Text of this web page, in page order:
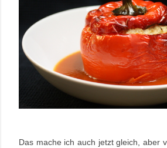
Das mache ich auch jetzt gleich, aber